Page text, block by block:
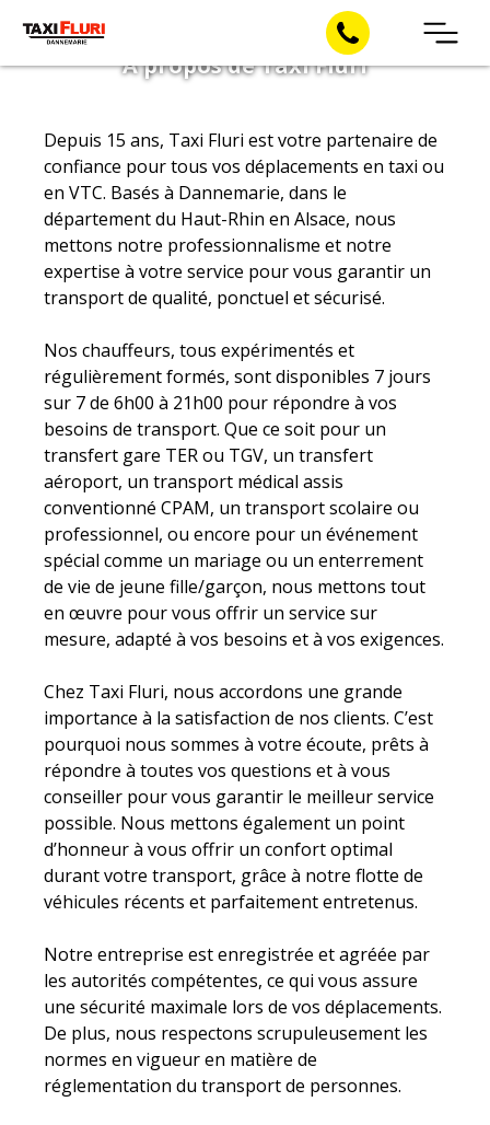
content
A propos de Taxi Fluri
Depuis 15 ans, Taxi Fluri est votre partenaire de
confiance pour tous vos déplacements en taxi ou
en VTC. Basés à Dannemarie, dans le
département du Haut-Rhin en Alsace, nous
mettons notre professionnalisme et notre
expertise à votre service pour vous garantir un
transport de qualité, ponctuel et sécurisé.
Nos chauffeurs, tous expérimentés et
régulièrement formés, sont disponibles 7 jours
sur 7 de 6h00 à 21h00 pour répondre à vos
besoins de transport. Que ce soit pour un
transfert gare TER ou TGV, un transfert
aéroport, un transport médical assis
conventionné CPAM, un transport scolaire ou
professionnel, ou encore pour un événement
spécial comme un mariage ou un enterrement
de vie de jeune fille/garçon, nous mettons tout
en œuvre pour vous offrir un service sur
mesure, adapté à vos besoins et à vos exigences.
Chez Taxi Fluri, nous accordons une grande
importance à la satisfaction de nos clients. C’est
pourquoi nous sommes à votre écoute, prêts à
répondre à toutes vos questions et à vous
conseiller pour vous garantir le meilleur service
possible. Nous mettons également un point
d’honneur à vous offrir un confort optimal
durant votre transport, grâce à notre flotte de
véhicules récents et parfaitement entretenus.
Notre entreprise est enregistrée et agréée par
les autorités compétentes, ce qui vous assure
une sécurité maximale lors de vos déplacements.
De plus, nous respectons scrupuleusement les
normes en vigueur en matière de
réglementation du transport de personnes.